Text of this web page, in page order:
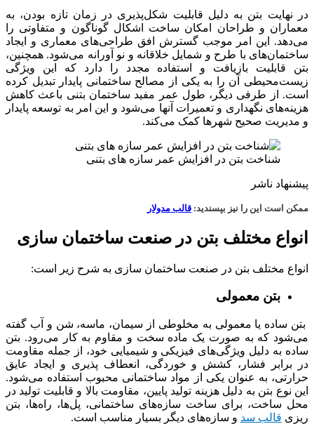
در نهایت بتن به دلیل قابلیت شکل‌پذیری در زمان تازه بودن، به
معماران و طراحان امکان ساخت اشکال گوناگون و متفاوتی را
می‌دهد. این امر موجب گسترش افق طراحی‌های معماری و ایجاد
ساختمان‌های با طرح و شمایل خلاقانه و نو آورانه می‌شود. همچنین،
بتن قابلیت بازیافت و استفاده مجدد را دارد که این ویژگی
زیست‌محیطی آن را به یکی از مصالح ساختمانی پایدار تبدیل کرده
است. از طرفی دیگر، طول عمر مفید ساختمان بتنی باعث کاهش
هزینه‌های نگهداری و تعمیرات آنها می‌شود و این امر به توسعه پایدار
و مدیریت صحیح شهرها کمک می‌کند.
شناخت بتن در افزایش عمر سازه های بتنی
پیشنهاد ناشر
ممکن است این را نیز بپسندید: قالب مدولار
انواع مختلف بتن در صنعت ساختمان سازی
انواع مختلف بتن در صنعت ساختمان سازی به شرح زیر است:
بتن معمولی
بتن ساده یا معمولی به مخلوطی از سیمان، ماسه، شن و آب گفته
می‌شود که به صورت یک ماده سخت و مقاوم به کار می‌رود. بتن
ساده به دلیل ویژگی‌های فیزیکی و شیمیایی خود، از جمله مقاومت
در برابر فشار، کشش و خوردگی، انعطاف پذیری و ایجاد عایق
حرارتی، به عنوان یکی از مواد ساختمانی محبوب استفاده می‌شود.
این نوع بتن به دلیل هزینه تولید پایین، مقاومت بالا و قابلیت تولید در
محل ساخت، برای ساخت سازه‌های ساختمانی، پل‌ها، راه‌ها، بتن
ریزی قالب سد‌ و سازه‌های دیگر بسیار مناسب است.